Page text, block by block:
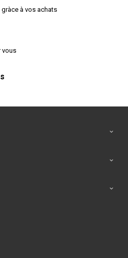
à vos achats
vous


